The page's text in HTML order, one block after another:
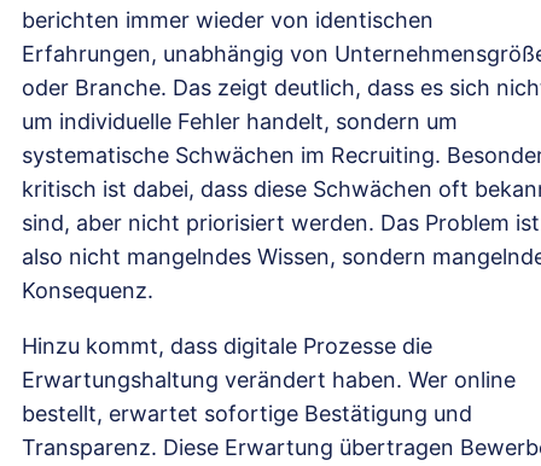
berichten immer wieder von identischen
Erfahrungen, unabhängig von
oder Branche. Das zeigt deutlich, dass es sich
um individuelle Fehler handelt, sondern um
systematische Schwächen im Recruiting.
kritisch ist dabei, dass diese Schwächen oft
sind, aber nicht priorisiert werden. Das Problem ist
also nicht mangelndes Wissen, sondern
Konsequenz.
Hinzu kommt, dass digitale Prozesse die
Erwartungshaltung verändert haben. Wer online
bestellt, erwartet sofortige Bestätigung und
Transparenz. Diese Erwartung übertragen